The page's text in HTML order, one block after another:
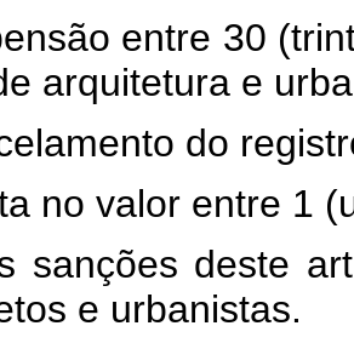
entre 30
arquitetura e
do
no valor entre 1
deste
e urbanistas.